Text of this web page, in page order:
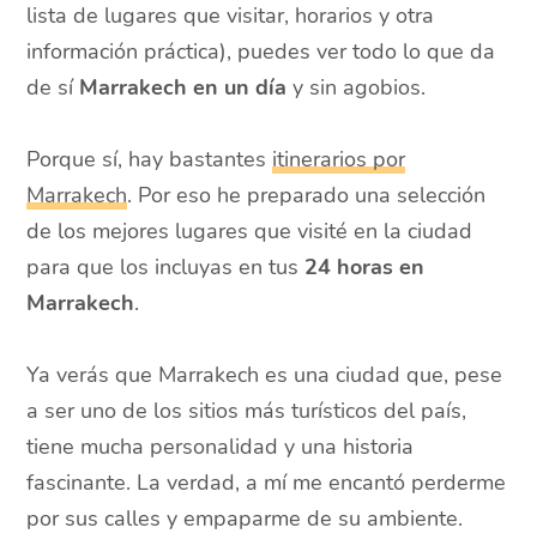
lista de lugares que visitar, horarios y otra
información práctica), puedes ver todo lo que da
de sí Marrakech en un díay sin agobios.
Porque sí, hay bastantesitinerarios por
Marrakech. Por eso he preparado una selección
de los mejores lugares que visité en la ciudad
para que los incluyas en tus 24 horas en
Marrakech.
Ya verás que Marrakech es una ciudad que, pese
a ser uno de los sitios más turísticos del país,
tiene mucha personalidad y una historia
fascinante. La verdad, a mí me encantó perderme
por sus calles y empaparme de su ambiente.